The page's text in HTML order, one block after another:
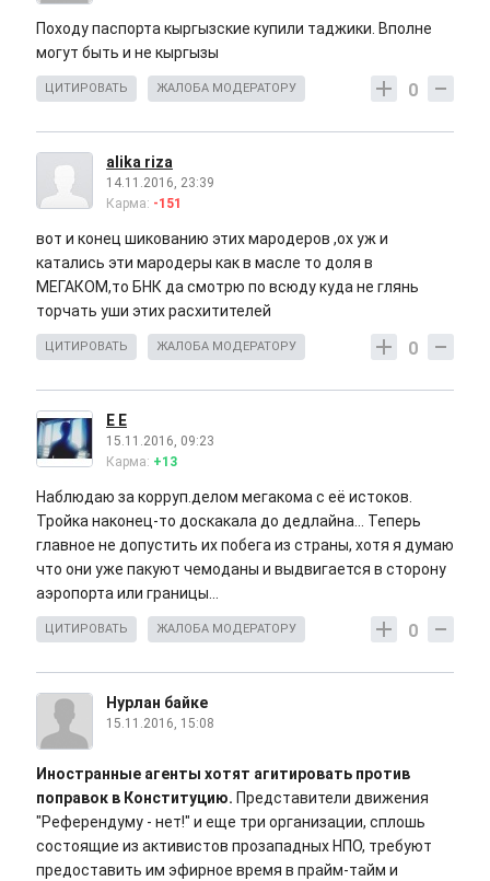
Походу паспорта кыргызские купили таджики. Вполне
могут быть и не кыргызы
0
ЦИТИРОВАТЬ ЖАЛОБА МОДЕРАТОРУ
alika riza
14.11.2016, 23:39
Карма: -151
вот и конец шикованию этих мародеров ,ох уж и
катались эти мародеры как в масле то доля в
МЕГАКОМ,то БНК да смотрю по всюду куда не глянь
торчать уши этих расхитителей
0
ЦИТИРОВАТЬ ЖАЛОБА МОДЕРАТОРУ
E Е
15.11.2016, 09:23
Карма: +13
Наблюдаю за корруп.делом мегакома с её истоков.
Тройка наконец-то доскакала до дедлайна... Теперь
главное не допустить их побега из страны, хотя я думаю
что они уже пакуют чемоданы и выдвигается в сторону
аэропорта или границы...
0
ЦИТИРОВАТЬ ЖАЛОБА МОДЕРАТОРУ
Нурлан байке
15.11.2016, 15:08
Иностранные агенты хотят агитировать против
поправок в Конституцию. Представители движения
"Референдуму - нет!" и еще три организации, сплошь
состоящие из активистов прозападных НПО, требуют
предоставить им эфирное время в прайм-тайм и